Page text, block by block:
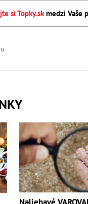
si Topky.sk medzi Vaše